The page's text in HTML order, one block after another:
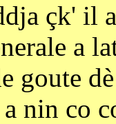
çk' il
a
goute
nin co